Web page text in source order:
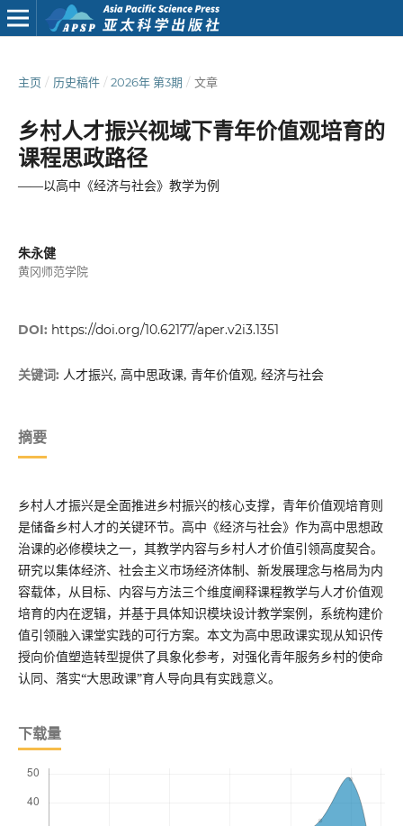
主页 / 历史稿件 / 2026年 第3期 / 文章
乡村人才振兴视域下青年价值观培育的
课程思政路径
——以高中《经济与社会》教学为例
朱永健
黄冈师范学院
DOI: https://doi.org/10.62177/aper.v2i3.1351
关键词: 人才振兴, 高中思政课, 青年价值观, 经济与社会
摘要
乡村人才振兴是全面推进乡村振兴的核心支撑，青年价值观培育则
是储备乡村人才的关键环节。高中《经济与社会》作为高中思想政
治课的必修模块之一，其教学内容与乡村人才价值引领高度契合。
研究以集体经济、社会主义市场经济体制、新发展理念与格局为内
容载体，从目标、内容与方法三个维度阐释课程教学与人才价值观
培育的内在逻辑，并基于具体知识模块设计教学案例，系统构建价
值引领融入课堂实践的可行方案。本文为高中思政课实现从知识传
授向价值塑造转型提供了具象化参考，对强化青年服务乡村的使命
认同、落实“大思政课”育人导向具有实践意义。
下载量